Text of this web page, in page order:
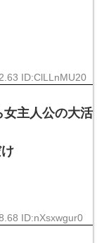
ID:ClLLnMU20
女主人公の大活
ID:nXsxwgur0